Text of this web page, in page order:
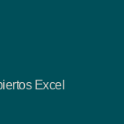
Excel